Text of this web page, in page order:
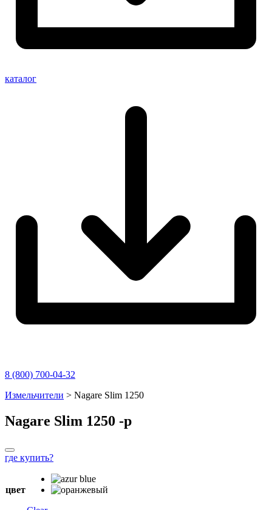
каталог
8 (800) 700-04-32
Перейти
содержимому
Измельчители > Nagare Slim 1250
Nagare Slim 1250 -p
где купить?
цвет